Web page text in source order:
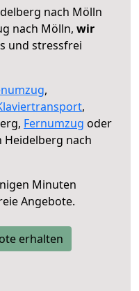
nach Mölln
nach Mölln, wir
und stressfrei
,
,
Fernumzug oder
Heidelberg nach
Minuten
Angebote.
erhalten